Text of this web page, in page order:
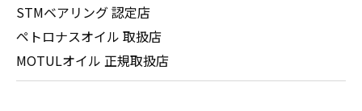
STMベアリング 認定店
ペトロナスオイル 取扱店
MOTULオイル 正規取扱店